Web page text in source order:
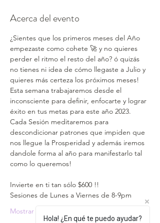
Acerca del evento
¿Sientes que los primeros meses del Año
empezaste como cohete 🚀 y no quieres
perder el ritmo el resto del año? ó quizás
no tienes ni idea de cómo llegaste a Julio y
quieres más certeza los próximos meses!
Esta semana trabajaremos desde el
inconsciente para definir, enfocarte y lograr
éxito en tus metas para este año 2023.
Cada Sesión meditaremos para
descondicionar patrones que impiden que
nos llegue la Prosperidad y además iremos
dandole forma al año para manifestarlo tal
como lo queremos!
Invierte en ti tan sólo $600 !!
Sesiones de Lunes a Viernes de 8-9pm
Mostrar más
Hola! ¿En qué te puedo ayudar?